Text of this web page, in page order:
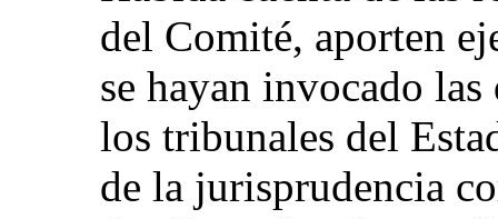
del Comité, aporten
se hayan invocado
los tribunales del
de la jurisprudencia